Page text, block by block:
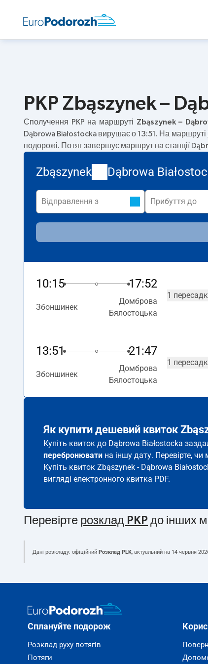
PKP Zbąszynek –
Сполучення PKP на маршруті Zbąszynek –
Dąbrowa Białostocka вирушає о 13:51. На маршруті
подорожі. Потяг завершує маршрут на станції
Zbąszynek Dąbrowa
10:15 17:52
Збоншинек
Домброва
Бялостоцька
1
13:51 21:47
Збоншинек
Домброва
Бялостоцька
1
Як купити дешевий квиток
Купіть квиток до Dąbrowa Białostocka
перебронювати на іншу дату. Перевірте,
Купіть квиток Zbąszynek - Dąbrowa
вигляді електронного квитка PDF.
Перевірте розклад PKP до інших
Дані розкладу: офіційний Розклад PLK, актуальний на 14 червня
Сплануйте подорож
Розклад руху потягів
Потяги